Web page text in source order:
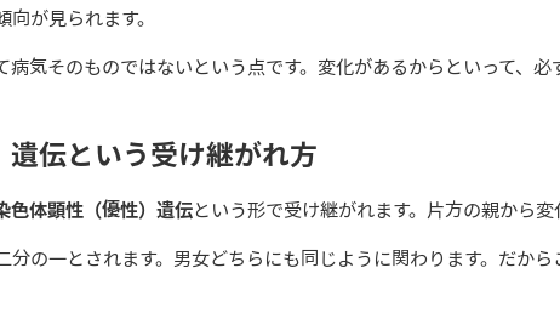
が見られます。
気そのものではないという点です。変化があるからといって、必
伝という受け継がれ方
色体顕性（優性）遺伝という形で受け継がれます。片方の親から
分の一とされます。男女どちらにも同じように関わります。だか